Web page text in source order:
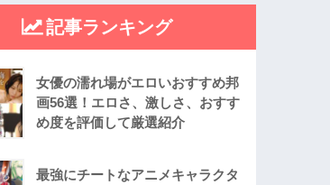
記事ランキング
女優の濡れ場がエロいおすすめ邦
画56選！エロさ、激しさ、おすす
め度を評価して厳選紹介
最強にチートなアニメキャラクタ